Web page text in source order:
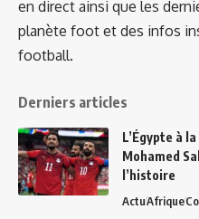
en direct ainsi que les
planète foot et des infos
football.
Derniers articles
L’Égypte à
Mohamed
l’histoire
ActuAfrique